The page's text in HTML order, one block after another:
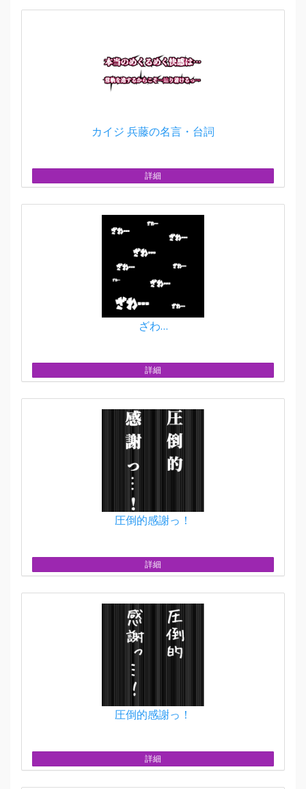
カイジ 兵藤の名言・台詞
詳細
ざわ…
詳細
圧倒的感謝っ！
詳細
圧倒的感謝っ！
詳細